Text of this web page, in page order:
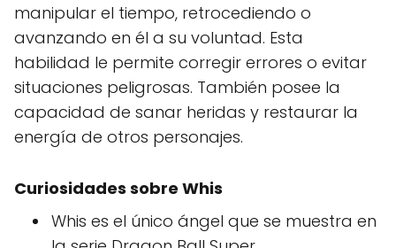
manipular el tiempo, retrocediendo o
avanzando en él a su voluntad. Esta
habilidad le permite corregir errores o evitar
situaciones peligrosas. También posee la
capacidad de sanar heridas y restaurar la
energía de otros personajes.
Curiosidades sobre Whis
Whis es el único ángel que se muestra en